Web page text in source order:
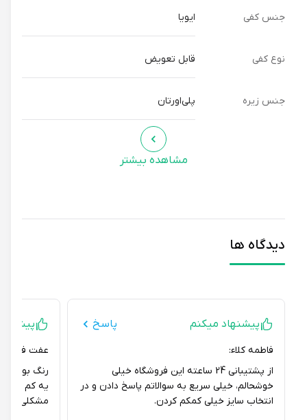
استفاده از مواد شوینده قوی و سفیدکننده خودداری کنید. برای
کنید. از قرار دادن بوت در معرض نور مستقیم خورشید و حرارت
این بوت در سایزهای مختلف موجود است. برای انتخاب سایز
است. برای مشاهده رنگ‌های مختلف، می‌توانید به وب‌سایت یا
فروشگاه مراجعه کنید.
جنس کفی
نوع کفی قابل تعویض
جنس زیره پلی‌اورتان
مشاهده بیشتر
دیدگاه ها
پیشنهاد میکنم پاسخ
فاطمه کلاء:
از پشتیبانی 24 ساعته این فروشگاه خیلی
خوشحالم، خیلی سریع به سوالاتم پاسخ دادن و در
انتخاب سایز خیلی کمکم کردن.
پیشنهاد
عفت فاضلان:
رنگ بوت یه
یه کم روشنتر
مشکلی ایجاد